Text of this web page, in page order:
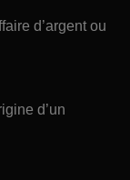
d’argent ou
d’un